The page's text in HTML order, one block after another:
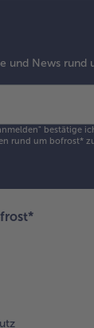
und News rund
bestätige
rund um bofrost*